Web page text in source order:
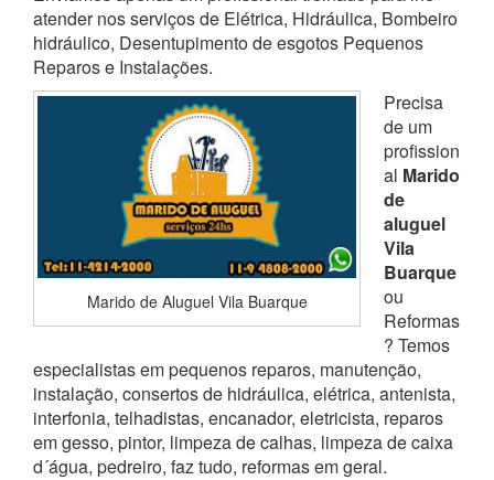
atender nos serviços de Elétrica, Hidráulica, Bombeiro
hidráulico, Desentupimento de esgotos Pequenos
Reparos e Instalações.
Marido de Aluguel Vila Buarque
Precisa
de um
profission
al Marido
de
aluguel
Vila
Buarque
ou
Reformas
? Temos
especialistas em pequenos reparos, manutenção,
instalação, consertos de hidráulica, elétrica, antenista,
interfonia, telhadistas, encanador, eletricista, reparos
em gesso, pintor, limpeza de calhas, limpeza de caixa
d´água, pedreiro, faz tudo, reformas em geral.